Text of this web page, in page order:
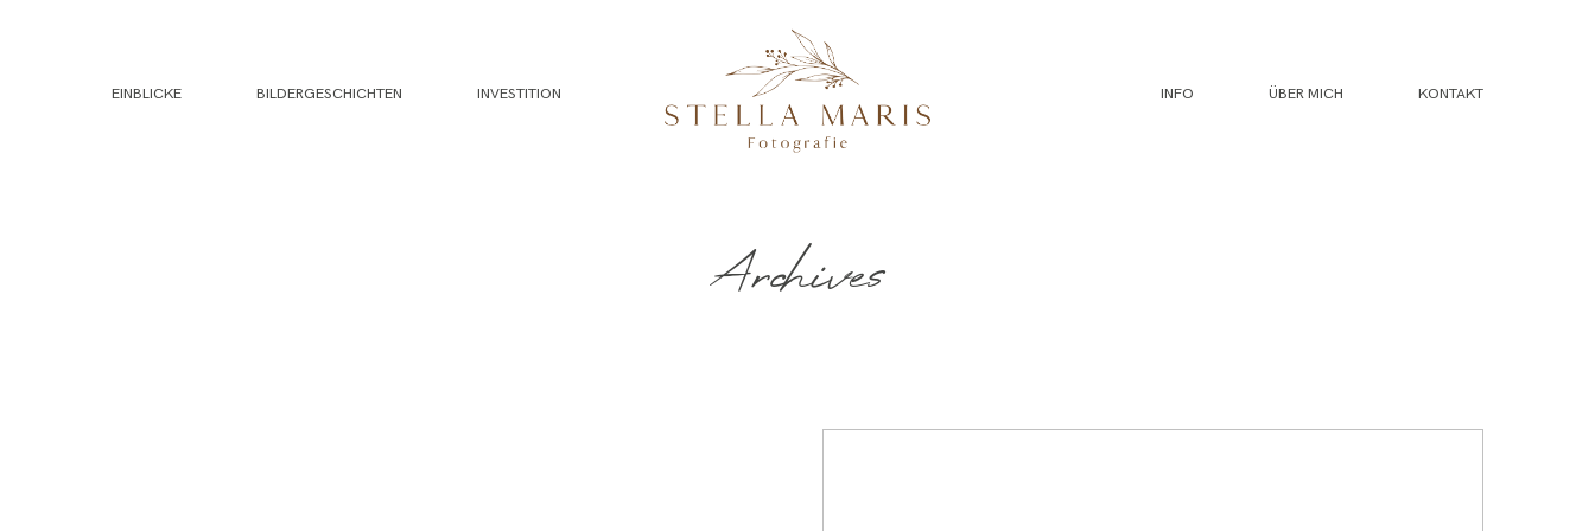
EINBLICKE BILDERGESCHICHTEN INVESTITION INFO ÜBER MICH KONTAKT
Archives